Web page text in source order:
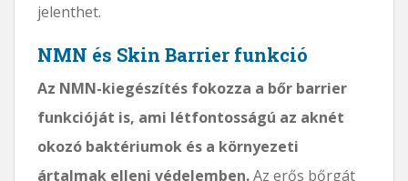
jelenthet.
NMN és Skin Barrier funkció
Az NMN-kiegészítés fokozza a bőr barrier
funkcióját is, ami létfontosságú az aknét
okozó baktériumok és a környezeti
ártalmak elleni védelemben.Az erős bőrgát